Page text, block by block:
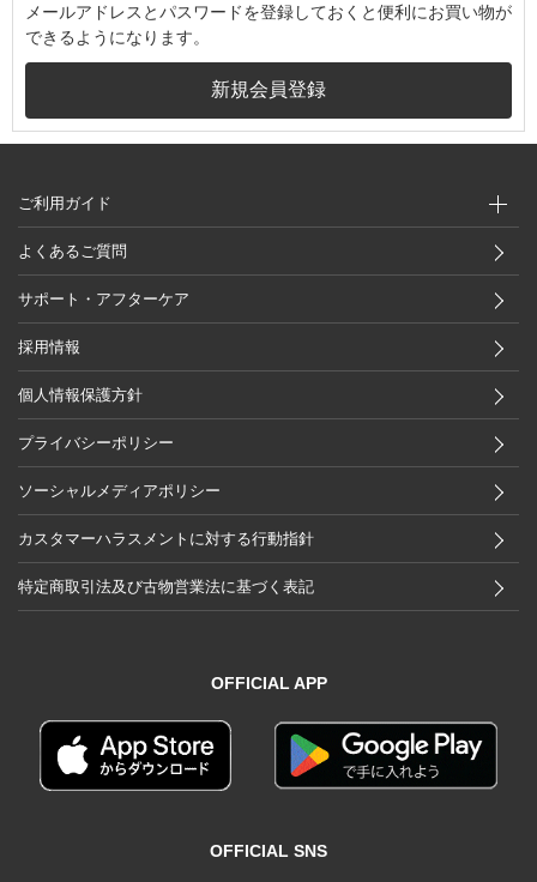
メールアドレスとパスワードを登録しておくと便利にお買い物が
できるようになります。
ご利用ガイド
よくあるご質問
サポート・アフターケア
採用情報
個人情報保護方針
プライバシーポリシー
ソーシャルメディアポリシー
カスタマーハラスメントに対する行動指針
特定商取引法及び古物営業法に基づく表記
OFFICIAL APP
OFFICIAL SNS